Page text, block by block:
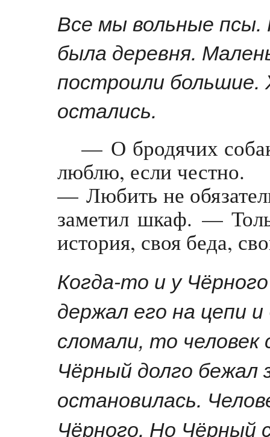
Все мы вольные псы.
была деревня.
построили большие.
остались.
— О бродячих
люблю, если честно.
— Любить не
заметил шкаф. —
история, своя беда,
Когда-то и у
держал его на цепи
сломали, то человек
Чёрный долго
остановилась.
Чёрного. Но Чёрный